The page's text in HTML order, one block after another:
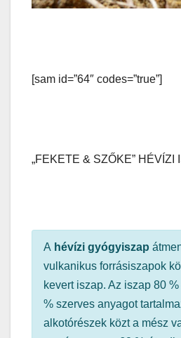
[sam id=”64″ codes=”true”]
„FEKETE & SZŐKE” HÉVÍZI
A hévízi gyógyiszap
vulkanikus forrásiszapok
kevert iszap. Az iszap 80
% szerves anyagot
alkotórészek közt a mész